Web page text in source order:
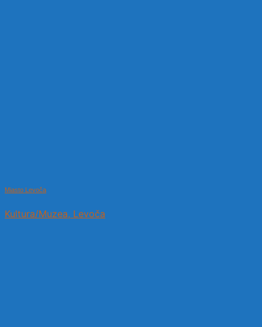
Miasto Levoča
Kultura/Muzea, Levoča